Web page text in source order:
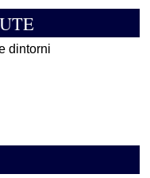
dintorni